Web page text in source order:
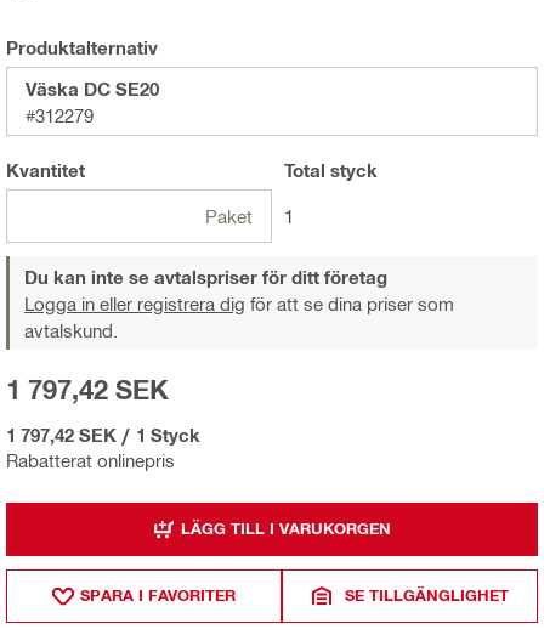
Produktalternativ
Väska DC SE20
#312279
Kvantitet
Paket
Total styck
1
Du kan inte se avtalspriser för ditt företag
Logga in eller registrera dig för att se dina priser som
avtalskund.
Rabatterat onlinepris
1 797,42 SEK
1 797,42 SEK / 1 Styck
LÄGG TILL I VARUKORGEN
SPARA I FAVORITER SE TILLGÄNGLIGHET